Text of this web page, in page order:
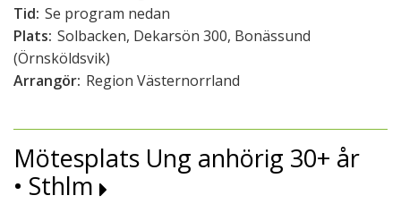
Tid: Se program nedan
Plats: Solbacken, Dekarsön 300, Bonässund
(Örnsköldsvik)
Arrangör: Region Västernorrland
Mötesplats Ung anhörig 30+ år
• Sthlm